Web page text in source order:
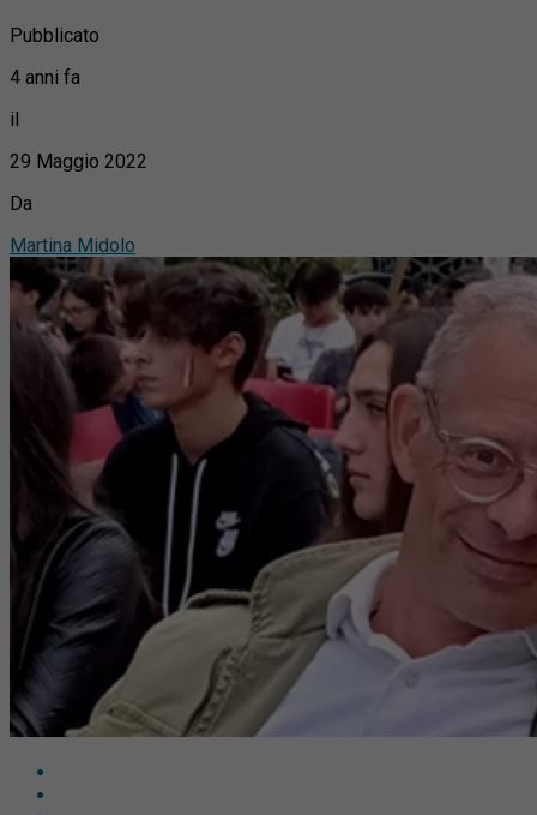
Pubblicato
4 anni fa
il
29 Maggio 2022
Da
Martina Midolo